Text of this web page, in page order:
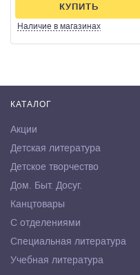
Наличие в магазинах
КУПИТЬ
КАТАЛОГ
Акции
Детская литература
Детское творчество
Дом. Быт. Досуг.
Канцтовары
С отделениями
Специальная литература
Учебная литература